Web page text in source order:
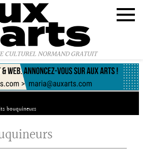
CULTUREL NORMAND GRATUIT
bouquineurs